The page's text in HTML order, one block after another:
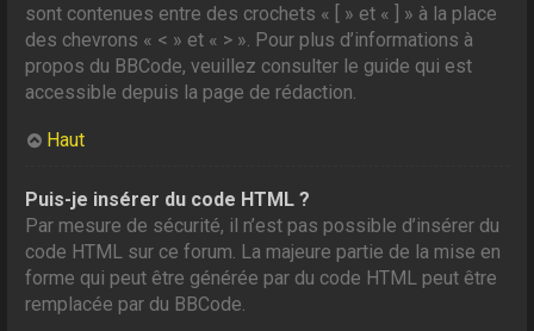
sont contenues entre des crochets « [ » et « ] » à la place
des chevrons « < » et « > ». Pour plus d’informations à
propos du BBCode, veuillez consulter le guide qui est
accessible depuis la page de rédaction.
Haut
Puis-je insérer du code HTML ?
Par mesure de sécurité, il n’est pas possible d’insérer du
code HTML sur ce forum. La majeure partie de la mise en
forme qui peut être générée par du code HTML peut être
remplacée par du BBCode.